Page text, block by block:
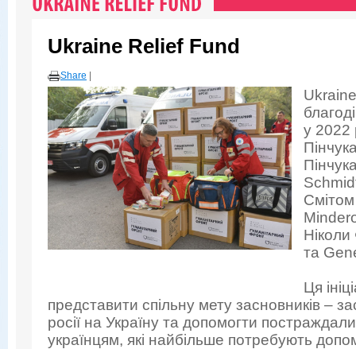
Ukraine Relief Fund
Share
у 2022
та
Ця
представити спільну мету засновників –
росії на Україну та допомогти
українцям, які найбільше потребують